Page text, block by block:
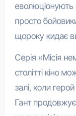
еволюціонують
просто
щороку кидає
Серія «Місія
столітті кіно
залі, коли
Гант продовжує